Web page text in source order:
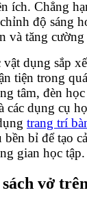
ích. Chẳng
độ sáng
và tăng
dụng sắp
tiện trong
tâm, đèn
các dụng cụ
trang trí
bền bỉ để tạo
gian học tập.
vở